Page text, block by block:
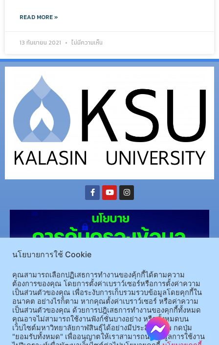
READ MORE »
13 กันยายน 2021 ไม่มีความเห็น
(อ.นามน)13 หมู่ 14 ต.สงเปลือย อ.นามน จ.กาฬสินธุ์ 46230โทรศัพท์ : 043-602-055 โทรสาร :
043-602-044
(อ.เมือง)62/1 ถ.เกษตรสมบูรณ์ ต.กาฬสินธุ์ อ.เมือง จ.กาฬสินธุ์ 46000โทรศัพท์ 043-811128 08-
64584360 โทรสาร 043-813070
นโยบายการใช้ Cookie
คุณสามารถเลือกปฏิเสธการทำงานของคุ้กกี้ได้ตามความ
ต้องการของคุณ โดยการตั้งค่าเบราว์เซอร์หรือการตั้งค่าความ
เป็นส่วนตัวของคุณ เพื่อระงับการเก็บรวมรวบข้อมูลโดยคุกกี้ใน
อนาคต อย่างไรก็ตาม หากคุณตั้งค่าเบราว์เซอร์ หรือค่าความ
เป็นส่วนตัวของคุณ ด้วยการปฎิเสธการทำงานของคุกกี้ทั้งหมด
คุณอาจไม่สามารถใช้งานฟังก์ชั่นบางอย่าง หรือทั้งหมดบน
เว็บไซต์มหาวิทยาลัยกาฬสินธุ์ได้อย่างมีประสิทธิภาพ กดปุ่ม
"ยอมรับทั้งหมด" เพื่ออนุญาตให้เราสามารถนำข้อมูลการใช้งาน